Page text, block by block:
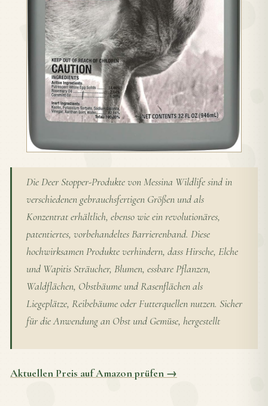
Die Deer Stopper-Produkte von Messina Wildlife sind in
verschiedenen gebrauchsfertigen Größen und als
Konzentrat erhältlich, ebenso wie ein revolutionäres,
patentiertes, vorbehandeltes Barrierenband. Diese
hochwirksamen Produkte verhindern, dass Hirsche, Elche
und Wapitis Sträucher, Blumen, essbare Pflanzen,
Waldflächen, Obstbäume und Rasenflächen als
Liegeplätze, Reibebäume oder Futterquellen nutzen. Sicher
für die Anwendung an Obst und Gemüse, hergestellt
Aktuellen Preis auf Amazon prüfen →